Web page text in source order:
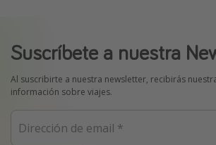
Suscríbete a nuestra
Al suscribirte a nuestra newsletter, recibirás
información sobre viajes.